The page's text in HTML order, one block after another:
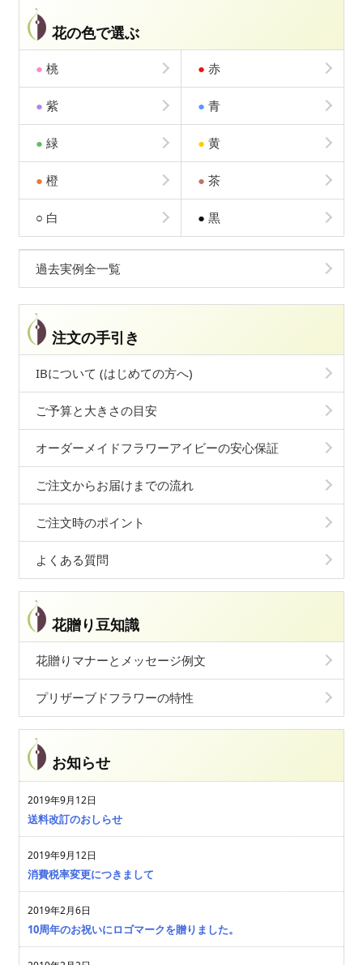
花の色で選ぶ
● 桃 ● 赤
● 紫 ● 青
● 緑 ● 黄
● 橙 ● 茶
○ 白 ● 黒
過去実例全一覧
注文の手引き
IBについて (はじめての方へ)
ご予算と大きさの目安
オーダーメイドフラワーアイビーの安心保証
ご注文からお届けまでの流れ
ご注文時のポイント
よくある質問
花贈り豆知識
花贈りマナーとメッセージ例文
プリザーブドフラワーの特性
お知らせ
2019年9月12日
送料改訂のおしらせ
2019年9月12日
消費税率変更につきまして
2019年2月6日
10周年のお祝いにロゴマークを贈りました。